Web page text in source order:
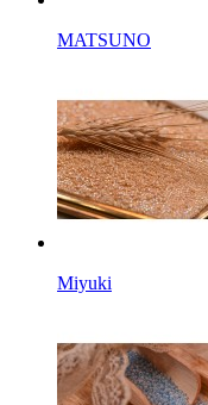
MATSUNO
Miyuki